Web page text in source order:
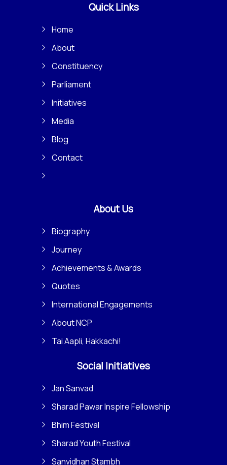
Quick Links
Home
About
Constituency
Parliament
Initiatives
Media
Blog
Contact
About Us
Biography
Journey
Achievements & Awards
Quotes
International Engagements
About NCP
Tai Aapli, Hakkachi!
Social Initiatives
Jan Sanvad
Sharad Pawar Inspire Fellowship
Bhim Festival
Sharad Youth Festival
Sanvidhan Stambh